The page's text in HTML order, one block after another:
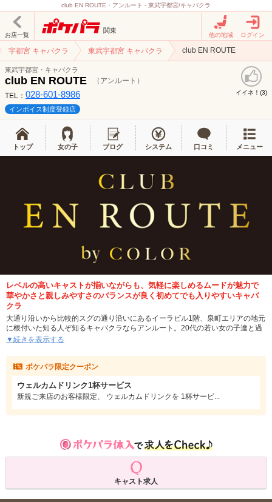
club EN ROUTE・アンルート - 東武宇都宮/キャバクラ
お店一覧
関東
他の地域 ログイン
宇都宮 キャバクラ 東武宇都宮 キャバクラ club EN ROUTE
東武宇都宮・キャバクラ
club EN ROUTE
（アンルート）
TEL： 028-601-8986 イイネ！(3)
インボイス制度登録店
トップ 女の子 ブログ システム 口コミ メニュー
レベルの高いキャストが揃いながらも、気軽に楽しめるムードが魅力で
華やかさと親しみやすさのバランスが良く初めてでも入りやすいキャバ
クラ
大通り沿いから比較的スグの通り沿いにあるイーラビル1階、泉町エリアの地元
に根付いた知る人ぞ知るキャバクラならアンルート。20代の若い女の子達と過
ごせるキラキラまぶしい楽園が今まさにここにある。リュクスで煌びやかな雰
スタンダードなキャバクラの魅力がありつつ、どこか肩ひじ張らずに楽しめ
る、アットホームなカジュアルさが共存。いつだって背伸びしすぎず、リラッ
クスして過ごせます。長年愛されてきた理由はこの居心地の良さがあってこそ
だと自信をもって言えるキャバクラです♪
かってみませんか?
▼続きを表示する
ポケパラ限定クーポン
ウェルカムドリンク1杯サービス
新規ご来店のお客様限定、 ウェルカムドリンクを 1杯サービ...
キャスト求人